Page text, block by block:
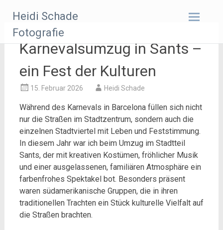
Inhalt
springen
Heidi Schade
Fotografie
Karnevalsumzug in Sants –
ein Fest der Kulturen
15. Februar 2026 Heidi Schade
Während des Karnevals in Barcelona füllen sich nicht
nur die Straßen im Stadtzentrum, sondern auch die
einzelnen Stadtviertel mit Leben und Feststimmung.
In diesem Jahr war ich beim Umzug im Stadtteil
Sants, der mit kreativen Kostümen, fröhlicher Musik
und einer ausgelassenen, familiären Atmosphäre ein
farbenfrohes Spektakel bot. Besonders präsent
waren südamerikanische Gruppen, die in ihren
traditionellen Trachten ein Stück kulturelle Vielfalt auf
die Straßen brachten.